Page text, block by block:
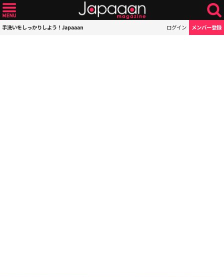
手洗いをしっかりしよう！Japaaan ログイン メンバー登録